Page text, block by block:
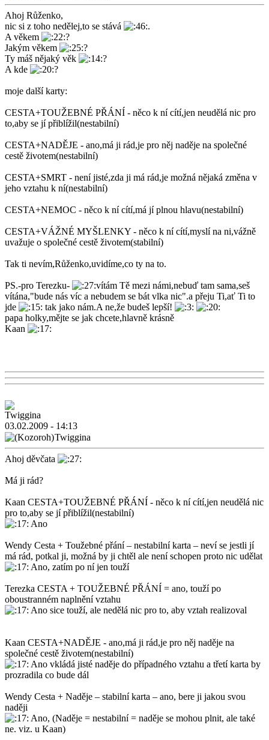
Ahoj Růženko,
nic si z toho nedělej,to se stává
.
A věkem
?
Jakým věkem
?
Ty máš nějaký věk
?
A kde
?
moje další karty:
CESTA+TOUŽEBNÉ PŘÁNÍ - něco k ní cítí,jen neudělá nic pro
to,aby se jí přiblížil(nestabilní)
CESTA+NADĚJE - ano,má ji rád,je pro něj naděje na společné
cestě životem(nestabilní)
CESTA+SMRT - není jisté,zda ji má rád,je možná nějaká změna v
jeho vztahu k ní(nestabilní)
CESTA+NEMOC - něco k ní cítí,má jí plnou hlavu(nestabilní)
CESTA+VÁŽNÉ MYŠLENKY - něco k ní cítí,myslí na ni,vážně
uvažuje o společné cestě životem(stabilní)
Tak ti nevím,Růženko,uvidíme,co ty na to.
PS.-pro Terezku-
vítám Tě mezi námi,nebuď tam sama,seš
vítána,"bude nás víc a nebudem se bát vlka nic".a přeju Ti,ať Ti to
jde
tak jako nám.A ne,že budeš lepší!
papa holky,mějte se jak chcete,hlavně krásně
Kaan
03.02.2009 - 14:13
Twiggina
Ahoj děvčata
Má ji rád?
Kaan CESTA+TOUŽEBNÉ PŘÁNÍ - něco k ní cítí,jen neudělá nic
pro to,aby se jí přiblížil(nestabilní)
Ano
Wendy Cesta + Toužebné přání – nestabilní karta – neví se jestli jí
má rád, potkal ji, možná by ji chtěl ale není schopen proto nic udělat
Ano, zatím po ní jen touží
Terezka CESTA + TOUŽEBNÉ PŘÁNÍ = ano, touží po
oboustranném naplnění vztahu
Ano sice touží, ale nedělá nic pro to, aby vztah realizoval
Kaan CESTA+NADĚJE - ano,má ji rád,je pro něj naděje na
společné cestě životem(nestabilní)
Ano vkládá jisté naděje do případného vztahu a třetí karta by
prozradila co bude dál
Wendy Cesta + Naděje – stabilní karta – ano, bere ji jakou svou
naději
Ano, (Naděje = nestabilní = naděje se mohou plnit, ale také
ne. viz. u Kaan)